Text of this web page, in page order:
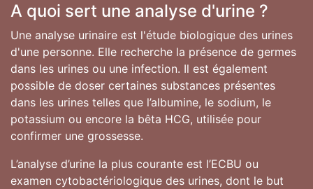
A quoi sert une analyse d'urine ?
Une analyse urinaire est l'étude biologique des urines
d'une personne. Elle recherche la présence de germes
dans les urines ou une infection. Il est également
possible de doser certaines substances présentes
dans les urines telles que l’albumine, le sodium, le
potassium ou encore la bêta HCG, utilisée pour
confirmer une grossesse.
L’analyse d’urine la plus courante est l’ECBU ou
examen cytobactériologique des urines, dont le but